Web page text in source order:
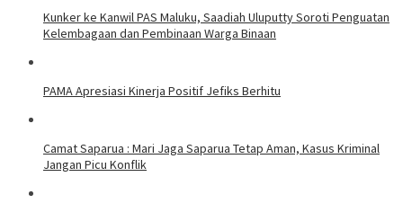
Kunker ke Kanwil PAS Maluku, Saadiah Uluputty Soroti Penguatan
Kelembagaan dan Pembinaan Warga Binaan
PAMA Apresiasi Kinerja Positif Jefiks Berhitu
Camat Saparua : Mari Jaga Saparua Tetap Aman, Kasus Kriminal
Jangan Picu Konflik